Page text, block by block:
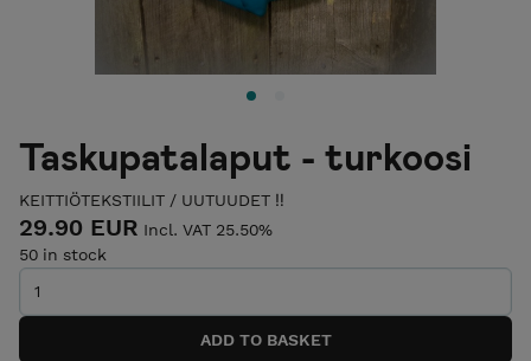
Taskupatalaput - turkoosi
KEITTIÖTEKSTIILIT / UUTUUDET ‼️
29.90 EUR Incl. VAT 25.50%
50 in stock